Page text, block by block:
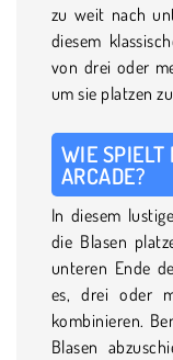
zu weit nach
diesem
von drei oder
um sie platzen
WIE SPIELT
ARCADE?
In diesem
die Blasen
unteren Ende
es, drei oder
kombinieren.
Blasen